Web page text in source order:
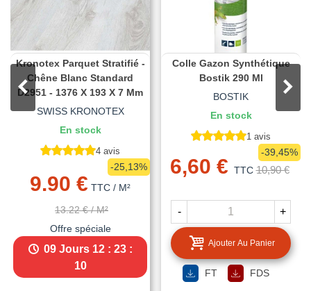
Kronotex Parquet Stratifié -
Chêne Blanc Standard
D2951 - 1376 X 193 X 7 Mm
SWISS KRONOTEX
En stock
4 avis
9.90 € TTC / M²
13.22 € / M²
-25,13%
Offre spéciale
09 Jours 12 : 23 :
09
Colle Gazon Synthétique
Bostik 290 Ml
BOSTIK
En stock
1 avis
6,60 € TTC 10,90 €
-39,45%
- +
Ajouter Au Panier
FT FDS